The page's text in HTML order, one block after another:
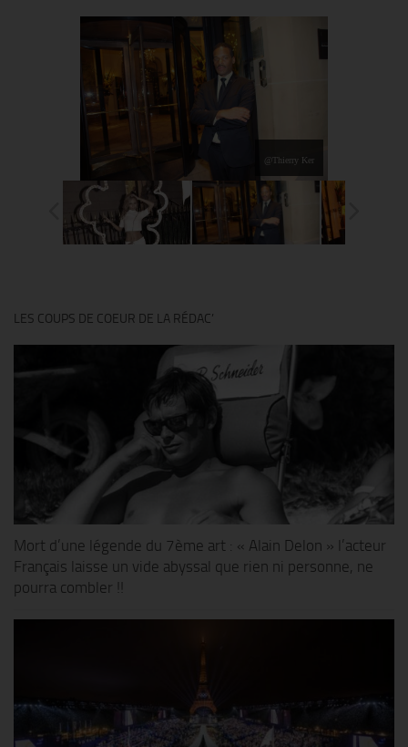
@Thierry Ker
LES COUPS DE COEUR DE LA RÉDAC’
Mort d’une légende du 7ème art : « Alain Delon » l’acteur
Français laisse un vide abyssal que rien ni personne, ne
pourra combler !!